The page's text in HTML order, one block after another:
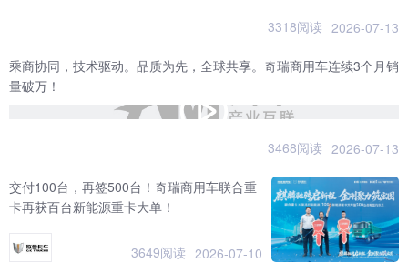
3318阅读 2026-07-13
乘商协同，技术驱动。品质为先，全球共享。奇瑞商用车连续3个月销
量破万！
3468阅读 2026-07-13
交付100台，再签500台！奇瑞商用车联合重
卡再获百台新能源重卡大单！
3649阅读 2026-07-10